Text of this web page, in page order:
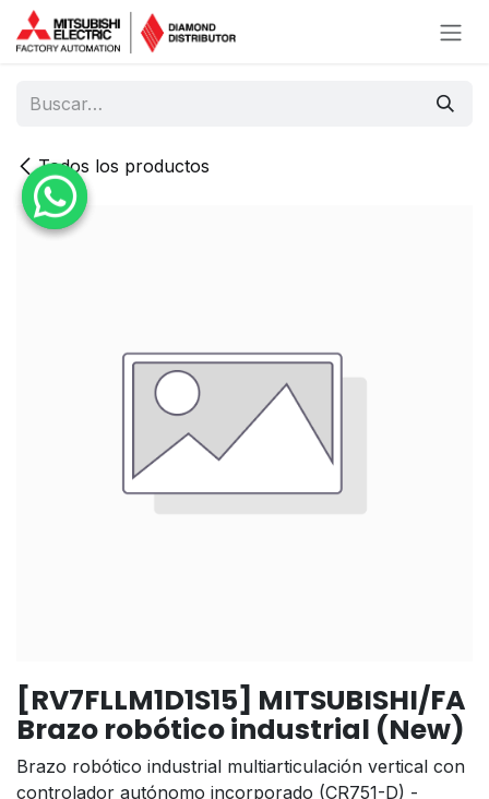
Ir al contenido
Todos los productos
[RV7FLLM1D1S15] MITSUBISHI/FA
Brazo robótico industrial (New)
Brazo robótico industrial multiarticulación vertical con
controlador autónomo incorporado (CR751-D) -